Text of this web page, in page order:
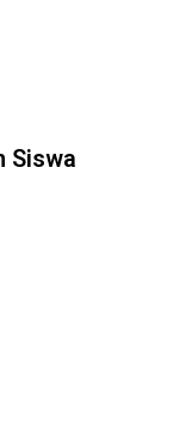
Siswa